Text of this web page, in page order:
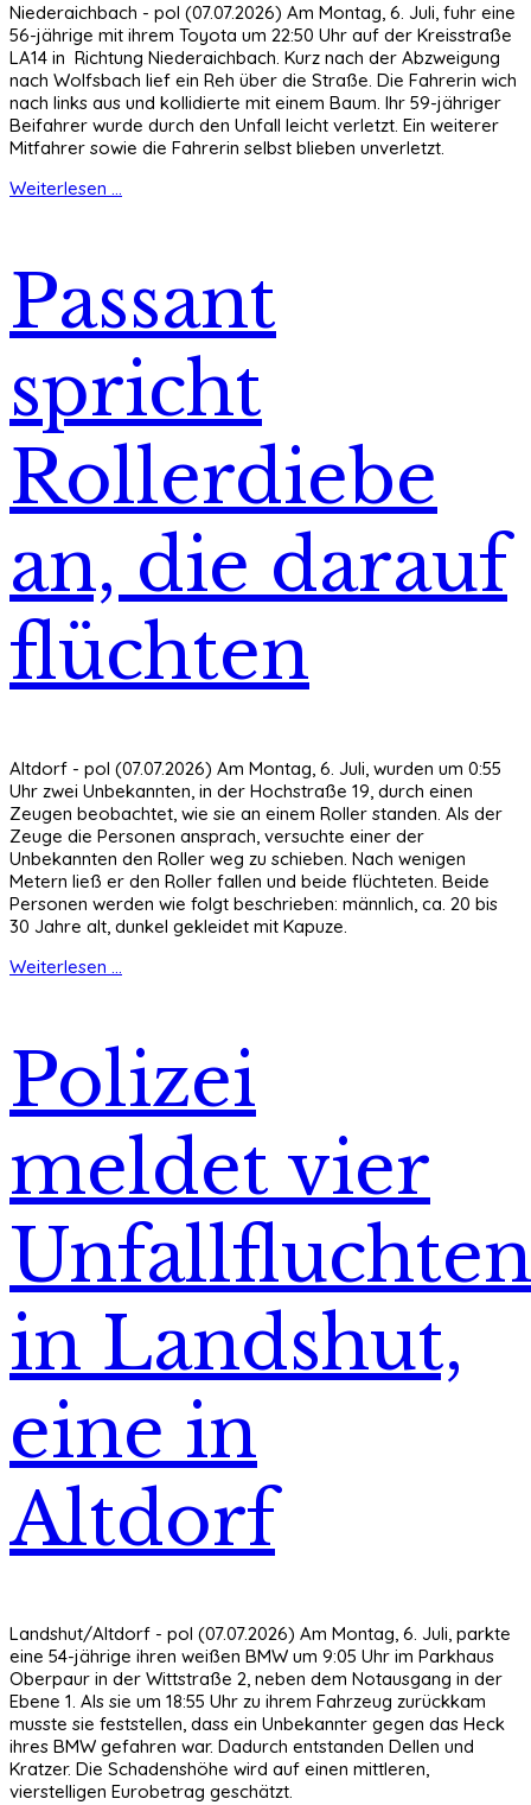
Niederaichbach - pol (07.07.2026) Am Montag, 6. Juli, fuhr eine
56-jährige mit ihrem Toyota um 22:50 Uhr auf der Kreisstraße
LA14 in Richtung Niederaichbach. Kurz nach der Abzweigung
nach Wolfsbach lief ein Reh über die Straße. Die Fahrerin wich
nach links aus und kollidierte mit einem Baum. Ihr 59-jähriger
Beifahrer wurde durch den Unfall leicht verletzt. Ein weiterer
Mitfahrer sowie die Fahrerin selbst blieben unverletzt.
Weiterlesen ...
Passant
spricht
Rollerdiebe
an, die darauf
flüchten
Altdorf - pol (07.07.2026) Am Montag, 6. Juli, wurden um 0:55
Uhr zwei Unbekannten, in der Hochstraße 19, durch einen
Zeugen beobachtet, wie sie an einem Roller standen. Als der
Zeuge die Personen ansprach, versuchte einer der
Unbekannten den Roller weg zu schieben. Nach wenigen
Metern ließ er den Roller fallen und beide flüchteten. Beide
Personen werden wie folgt beschrieben: männlich, ca. 20 bis
30 Jahre alt, dunkel gekleidet mit Kapuze.
Weiterlesen ...
Polizei
meldet vier
Unfallfluchten
in Landshut,
eine in
Altdorf
Landshut/Altdorf - pol (07.07.2026) Am Montag, 6. Juli, parkte
eine 54-jährige ihren weißen BMW um 9:05 Uhr im Parkhaus
Oberpaur in der Wittstraße 2, neben dem Notausgang in der
Ebene 1. Als sie um 18:55 Uhr zu ihrem Fahrzeug zurückkam
musste sie feststellen, dass ein Unbekannter gegen das Heck
ihres BMW gefahren war. Dadurch entstanden Dellen und
Kratzer. Die Schadenshöhe wird auf einen mittleren,
vierstelligen Eurobetrag geschätzt.